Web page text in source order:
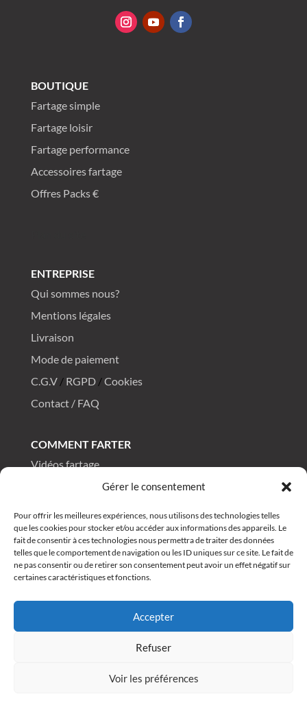
Gérer le consentement
Pour offrir les meilleures expériences, nous utilisons des technologies telles
que les cookies pour stocker et/ou accéder aux informations des appareils. Le
fait de consentir à ces technologies nous permettra de traiter des données
telles que le comportement de navigation ou les ID uniques sur ce site. Le fait de
ne pas consentir ou de retirer son consentement peut avoir un effet négatif sur
certaines caractéristiques et fonctions.
Accepter
Refuser
Voir les préférences
BOUTIQUE
Fartage simple
Fartage loisir
Fartage performance
Accessoires fartage
Offres Packs €
ENTREPRISE
Qui sommes nous?
Mentions légales
Livraison
Mode de paiement
C.G.V/ RGPD/Cookies
Contact / FAQ
COMMENT FARTER
Vidéos fartage
DRAGONSKI®All rights reserved 2025